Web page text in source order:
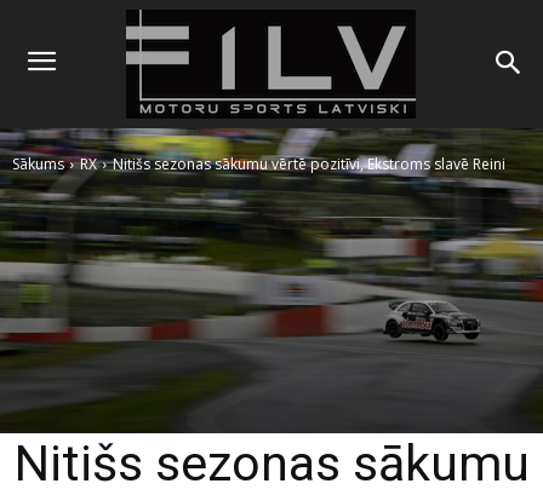
Sākums RX Nitišs sezonas sākumu vērtē pozitīvi, Ekstroms slavē Reini
Nitišs sezonas sākumu